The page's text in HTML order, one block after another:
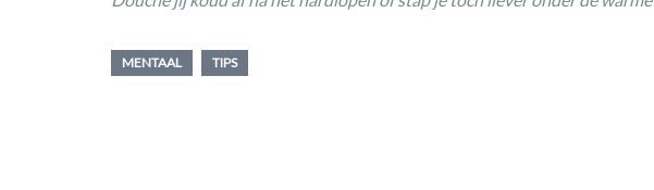
MENTAAL TIPS